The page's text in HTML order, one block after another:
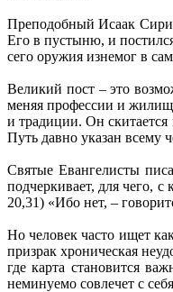
Преподобный Исаак
Его в пустыню, и
сего оружия изнемог в
Великий пост – это
меняя профессии и
и традиции. Он
Путь давно указан всему
Святые Евангелисты
подчеркивает, для чего,
20,31) «Ибо нет, –
Но человек часто ищет
призрак хроническая
где карта становится
неминуемо совлечет с